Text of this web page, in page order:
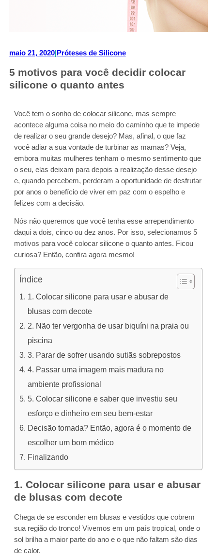
maio 21, 2020| Próteses de Silicone
5 motivos para você decidir colocar
silicone o quanto antes
Você tem o sonho de colocar silicone, mas sempre
acontece alguma coisa no meio do caminho que te impede
de realizar o seu grande desejo? Mas, afinal, o que faz
você adiar a sua vontade de turbinar as mamas? Veja,
embora muitas mulheres tenham o mesmo sentimento que
o seu, elas deixam para depois a realização desse desejo
e, quando percebem, perderam a oportunidade de desfrutar
por anos o benefício de viver em paz com o espelho e
felizes com a decisão.
Nós não queremos que você tenha esse arrependimento
daqui a dois, cinco ou dez anos. Por isso, selecionamos 5
motivos para você colocar silicone o quanto antes. Ficou
curiosa? Então, confira agora mesmo!
Índice
1. Colocar silicone para usar e abusar de
blusas com decote
2. Não ter vergonha de usar biquíni na praia ou
piscina
3. Parar de sofrer usando sutiãs sobrepostos
4. Passar uma imagem mais madura no
ambiente profissional
5. Colocar silicone e saber que investiu seu
esforço e dinheiro em seu bem-estar
Decisão tomada? Então, agora é o momento de
escolher um bom médico
Finalizando
1. Colocar silicone para usar e abusar
de blusas com decote
Chega de se esconder em blusas e vestidos que cobrem
sua região do tronco! Vivemos em um país tropical, onde o
sol brilha a maior parte do ano e o que não faltam são dias
de calor.